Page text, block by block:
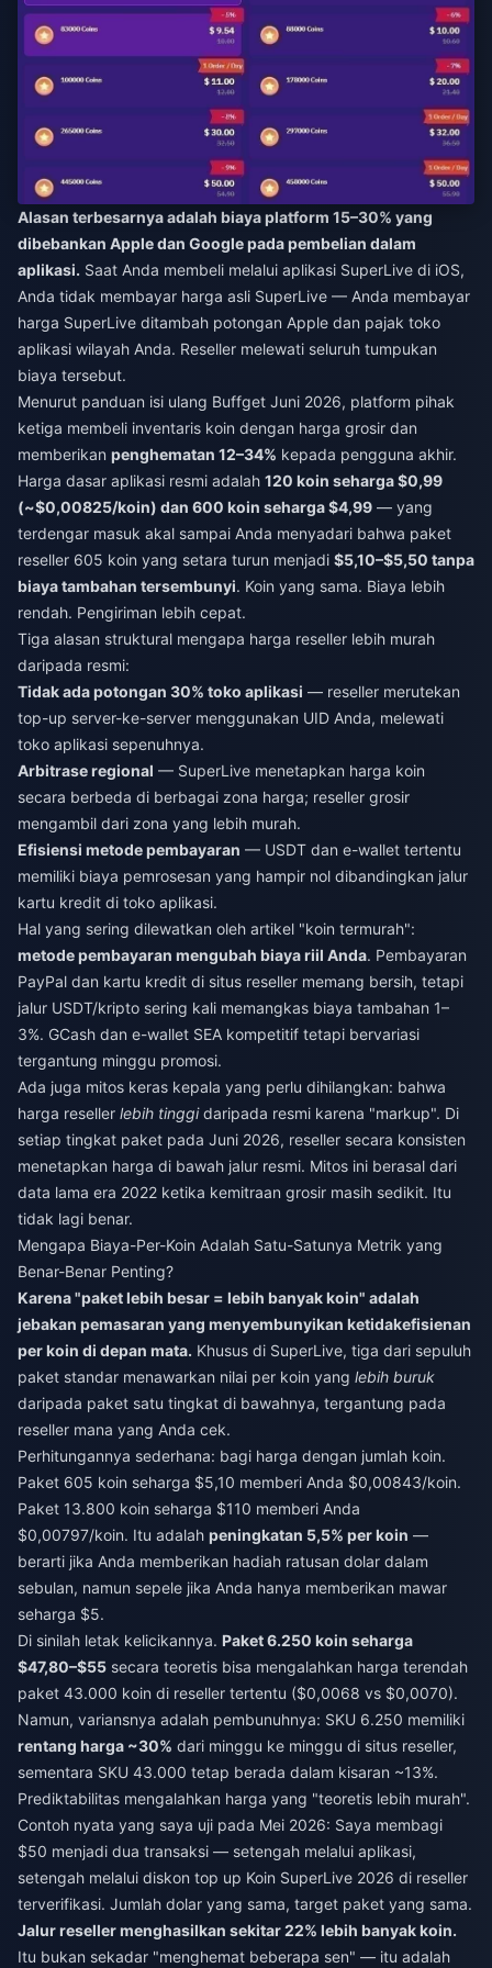
Alasan terbesarnya adalah biaya platform 15–30% yang
dibebankan Apple dan Google pada pembelian dalam
aplikasi. Saat Anda membeli melalui aplikasi SuperLive di iOS,
Anda tidak membayar harga asli SuperLive — Anda membayar
harga SuperLive ditambah potongan Apple dan pajak toko
aplikasi wilayah Anda. Reseller melewati seluruh tumpukan
biaya tersebut.
Menurut panduan isi ulang Buffget Juni 2026, platform pihak
ketiga membeli inventaris koin dengan harga grosir dan
memberikan penghematan 12–34% kepada pengguna akhir.
Harga dasar aplikasi resmi adalah 120 koin seharga $0,99
(~$0,00825/koin) dan 600 koin seharga $4,99 — yang
terdengar masuk akal sampai Anda menyadari bahwa paket
reseller 605 koin yang setara turun menjadi $5,10–$5,50 tanpa
biaya tambahan tersembunyi. Koin yang sama. Biaya lebih
rendah. Pengiriman lebih cepat.
Tiga alasan struktural mengapa harga reseller lebih murah
daripada resmi:
Tidak ada potongan 30% toko aplikasi — reseller merutekan
top-up server-ke-server menggunakan UID Anda, melewati
toko aplikasi sepenuhnya.
Arbitrase regional — SuperLive menetapkan harga koin
secara berbeda di berbagai zona harga; reseller grosir
mengambil dari zona yang lebih murah.
Efisiensi metode pembayaran — USDT dan e-wallet tertentu
memiliki biaya pemrosesan yang hampir nol dibandingkan jalur
kartu kredit di toko aplikasi.
Hal yang sering dilewatkan oleh artikel "koin termurah":
metode pembayaran mengubah biaya riil Anda. Pembayaran
PayPal dan kartu kredit di situs reseller memang bersih, tetapi
jalur USDT/kripto sering kali memangkas biaya tambahan 1–
3%. GCash dan e-wallet SEA kompetitif tetapi bervariasi
tergantung minggu promosi.
Ada juga mitos keras kepala yang perlu dihilangkan: bahwa
harga reseller lebih tinggidaripada resmi karena "markup". Di
setiap tingkat paket pada Juni 2026, reseller secara konsisten
menetapkan harga di bawah jalur resmi. Mitos ini berasal dari
data lama era 2022 ketika kemitraan grosir masih sedikit. Itu
tidak lagi benar.
Mengapa Biaya-Per-Koin Adalah Satu-Satunya Metrik yang
Benar-Benar Penting?
Karena "paket lebih besar = lebih banyak koin" adalah
jebakan pemasaran yang menyembunyikan ketidakefisienan
per koin di depan mata. Khusus di SuperLive, tiga dari sepuluh
paket standar menawarkan nilai per koin yang lebih buruk
daripada paket satu tingkat di bawahnya, tergantung pada
reseller mana yang Anda cek.
Perhitungannya sederhana: bagi harga dengan jumlah koin.
Paket 605 koin seharga $5,10 memberi Anda $0,00843/koin.
Paket 13.800 koin seharga $110 memberi Anda
$0,00797/koin. Itu adalah peningkatan 5,5% per koin —
berarti jika Anda memberikan hadiah ratusan dolar dalam
sebulan, namun sepele jika Anda hanya memberikan mawar
seharga $5.
Di sinilah letak kelicikannya. Paket 6.250 koin seharga
$47,80–$55 secara teoretis bisa mengalahkan harga terendah
paket 43.000 koin di reseller tertentu ($0,0068 vs $0,0070).
Namun, variansnya adalah pembunuhnya: SKU 6.250 memiliki
rentang harga ~30% dari minggu ke minggu di situs reseller,
sementara SKU 43.000 tetap berada dalam kisaran ~13%.
Prediktabilitas mengalahkan harga yang "teoretis lebih murah".
Contoh nyata yang saya uji pada Mei 2026: Saya membagi
$50 menjadi dua transaksi — setengah melalui aplikasi,
setengah melalui diskon top up Koin SuperLive 2026 di reseller
terverifikasi. Jumlah dolar yang sama, target paket yang sama.
Jalur reseller menghasilkan sekitar 22% lebih banyak koin.
Itu bukan sekadar "menghemat beberapa sen" — itu adalah